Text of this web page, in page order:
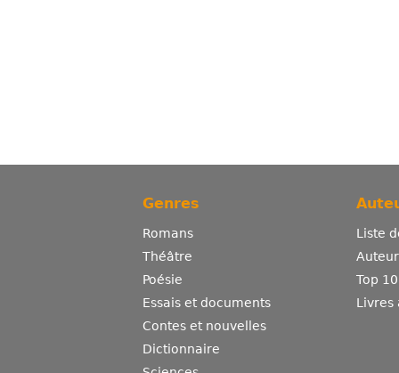
Genres
Romans
Théâtre
Poésie
Essais et documents
Contes et nouvelles
Dictionnaire
Liste
Top
Livres